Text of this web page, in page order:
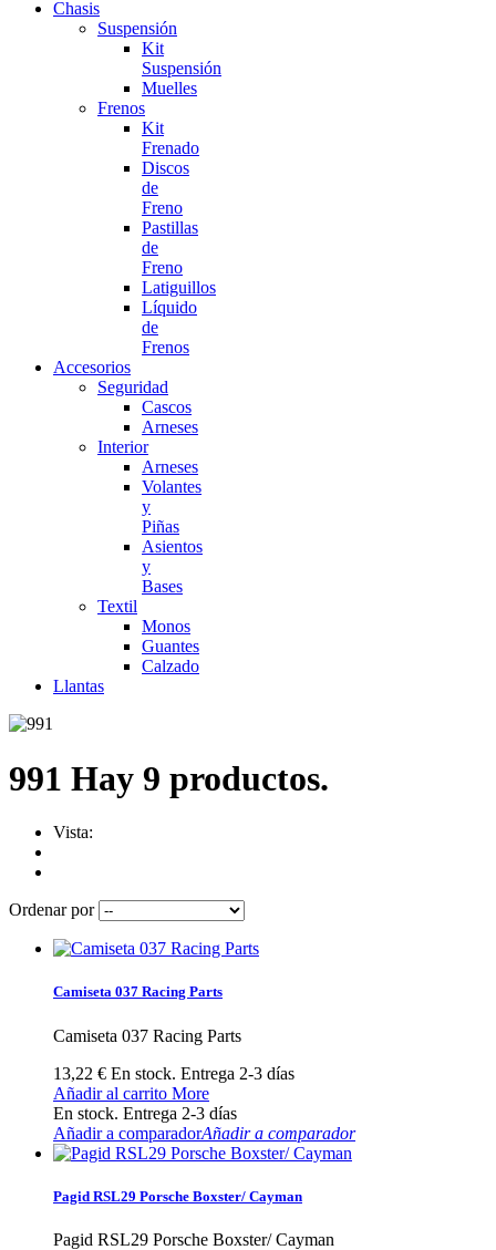
Chasis
Suspensión
Kit
Suspensión
Muelles
Frenos
Kit
Frenado
Discos
de
Freno
Pastillas
de
Freno
Latiguillos
Líquido
de
Frenos
Accesorios
Seguridad
Cascos
Arneses
Interior
Arneses
Volantes
y
Piñas
Asientos
y
Bases
Textil
Monos
Guantes
Calzado
Llantas
991 Hay 9 productos.
Vista:
Ordenar por
Camiseta 037 Racing Parts
Camiseta 037 Racing Parts
13,22 € En stock. Entrega 2-3 días
Añadir al carrito More
En stock. Entrega 2-3 días
Añadir a comparadorAñadir a comparador
Pagid RSL29 Porsche Boxster/ Cayman
Pagid RSL29 Porsche Boxster/ Cayman